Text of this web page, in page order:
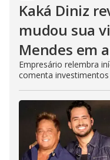
Kaká Diniz
mudou sua
Mendes em
Empresário relembra
comenta investimentos